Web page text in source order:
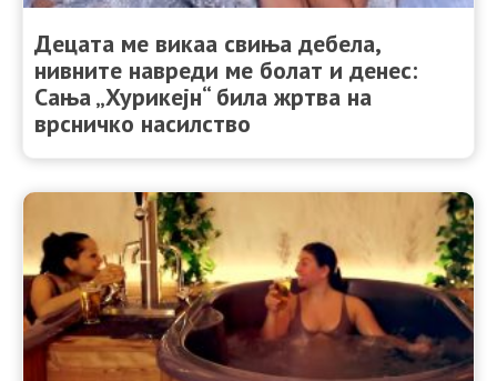
Децата ме викаа свиња дебела,
нивните навреди ме болат и денес:
Сања „Хурикејн“ била жртва на
врсничко насилство